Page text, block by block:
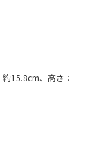
15.8cm、高さ：